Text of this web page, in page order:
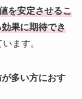
を安定させるこ
果に期待でき
ます。
多い方におす